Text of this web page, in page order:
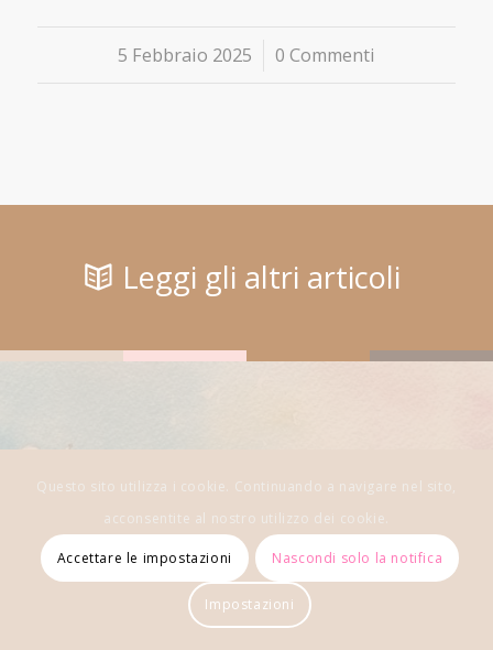
5 Febbraio 2025
/ 0 Commenti
Leggi gli altri articoli
Restiamo in
contatto
Questo sito utilizza i cookie. Continuando a navigare nel sito,
acconsentite al nostro utilizzo dei cookie.
Accettare le impostazioni Nascondi solo la notifica
Impostazioni